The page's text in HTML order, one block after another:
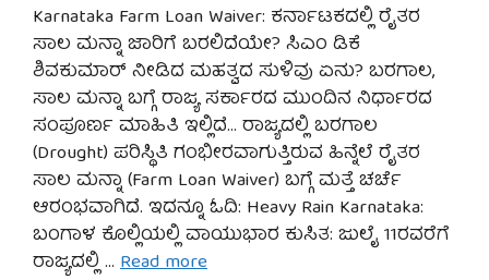
Karnataka Farm Loan Waiver: ಕರ್ನಾಟಕದಲ್ಲಿ ರೈತರ
ಸಾಲ ಮನ್ನಾ ಜಾರಿಗೆ ಬರಲಿದೆಯೇ? ಸಿಎಂ ಡಿಕೆ
ಶಿವಕುಮಾರ್ ನೀಡಿದ ಮಹತ್ವದ ಸುಳಿವು ಏನು? ಬರಗಾಲ,
ಸಾಲ ಮನ್ನಾ ಬಗ್ಗೆ ರಾಜ್ಯ ಸರ್ಕಾರದ ಮುಂದಿನ ನಿರ್ಧಾರದ
ಸಂಪೂರ್ಣ ಮಾಹಿತಿ ಇಲ್ಲಿದೆ… ರಾಜ್ಯದಲ್ಲಿ ಬರಗಾಲ
(Drought) ಪರಿಸ್ಥಿತಿ ಗಂಭೀರವಾಗುತ್ತಿರುವ ಹಿನ್ನೆಲೆ ರೈತರ
ಸಾಲ ಮನ್ನಾ (Farm Loan Waiver) ಬಗ್ಗೆ ಮತ್ತೆ ಚರ್ಚೆ
ಆರಂಭವಾಗಿದೆ. ಇದನ್ನೂ ಓದಿ: Heavy Rain Karnataka:
ಬಂಗಾಳ ಕೊಲ್ಲಿಯಲ್ಲಿ ವಾಯುಭಾರ ಕುಸಿತ: ಜುಲೈ 11ರವರೆಗೆ
ರಾಜ್ಯದಲ್ಲಿ … Read more